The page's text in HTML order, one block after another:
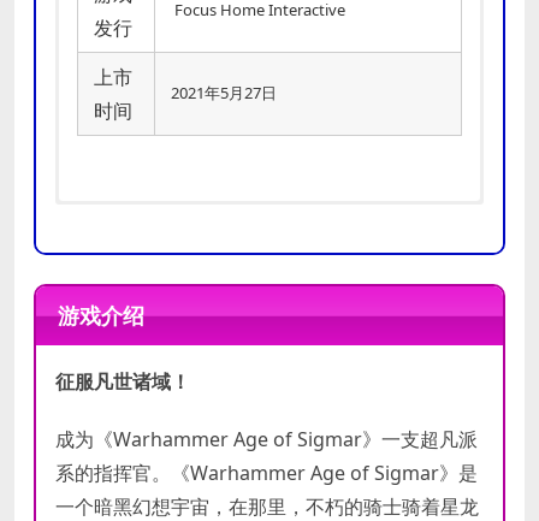
发行
Focus Home Interactive
上市
时间
2021年5月27日
最低
配置
7870 / GeForce GTX 660
DirectX 版本:11
需要 6 GB 可用空间
推荐
配置
/ GeForce GTX 980
DirectX 版本:11
需要 6 GB 可用空间
游戏介绍
征服凡世诸域！
成为《Warhammer Age of Sigmar》一支超凡派
系的指挥官。《Warhammer Age of Sigmar》是
一个暗黑幻想宇宙，在那里，不朽的骑士骑着星龙